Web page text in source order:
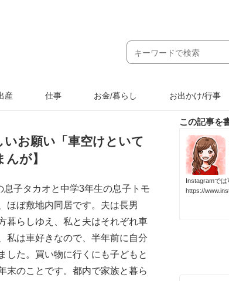
産 仕事 お金/暮らし お出かけ/行事
いお願い「車空けといて
が】
子タカオと中学3年生の息子トモ
ほぼ敷地内同居です。夫は長男
暮らしゆえ、私と夫はそれぞれ車
私は車好きなので、半年前に自分
した。買い物に行くにも子どもと
末のことです。都内で家族と暮ら
この記事を
Instagramでは
https://